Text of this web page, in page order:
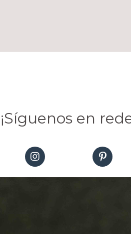
¡Síguenos en